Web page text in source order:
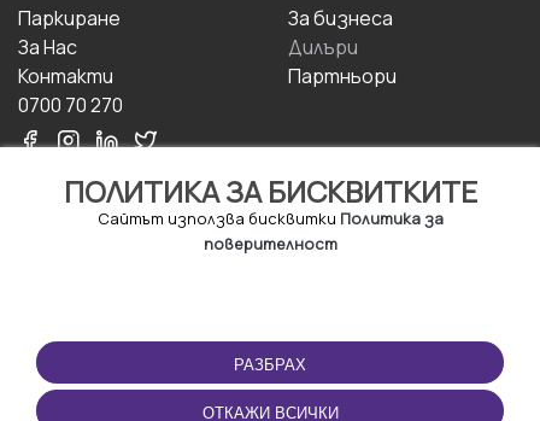
ПОЛИТИКА ЗА БИСКВИТКИТЕ
Сайтът използва бисквитки Политика за
поверителност
РАЗБРАХ
ОТКАЖИ ВСИЧКИ
Паркиране
За Hас
Контакти
0700 70 270
За бизнесa
Дилъри
Партньори
ПОЛЗВАНЕ
Правила и условия за
ползване
ПРИЛОЖЕНИЕТО